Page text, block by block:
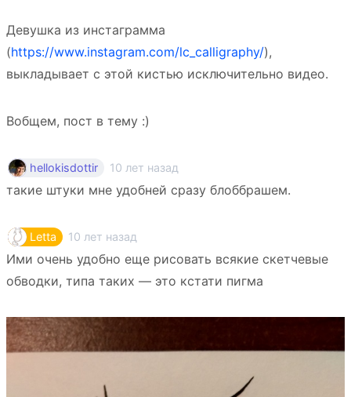
Девушка из инстаграмма
(https://www.instagram.com/lc_calligraphy/),
выкладывает с этой кистью исключительно видео.
Вобщем, пост в тему :)
hellokisdottir 10 лет назад
такие штуки мне удобней сразу блоббрашем.
Letta 10 лет назад
Ими очень удобно еще рисовать всякие скетчевые
обводки, типа таких — это кстати пигма